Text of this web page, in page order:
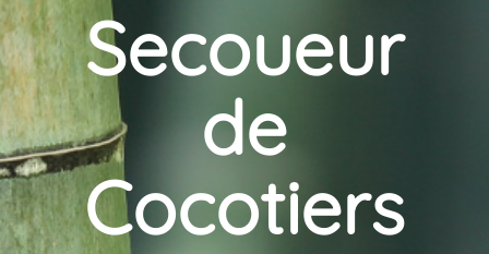
Secoueur
de
Cocotiers